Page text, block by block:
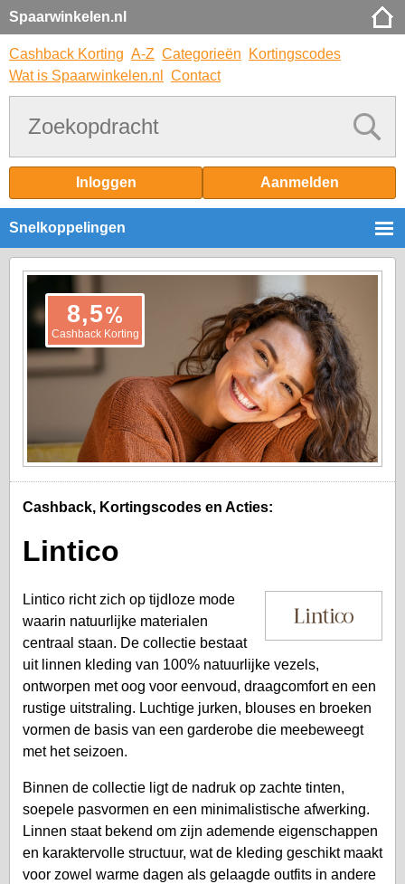
Spaarwinkelen.nl
Cashback Korting A-Z Categorieën
Kortingscodes
Wat is Spaarwinkelen.nl
Contact
Inloggen Aanmelden
Snelkoppelingen
8,5%
Cashback Korting
Cashback, Kortingscodes en Acties:
Lintico
Lintico richt zich op tijdloze mode
waarin natuurlijke materialen
centraal staan. De collectie bestaat
uit linnen kleding van 100% natuurlijke vezels,
ontworpen met oog voor eenvoud, draagcomfort en een
rustige uitstraling. Luchtige jurken, blouses en broeken
vormen de basis van een garderobe die meebeweegt
met het seizoen.
Binnen de collectie ligt de nadruk op zachte tinten,
soepele pasvormen en een minimalistische afwerking.
Linnen staat bekend om zijn ademende eigenschappen
en karaktervolle structuur, wat de kleding geschikt maakt
voor zowel warme dagen als gelaagde outfits in andere